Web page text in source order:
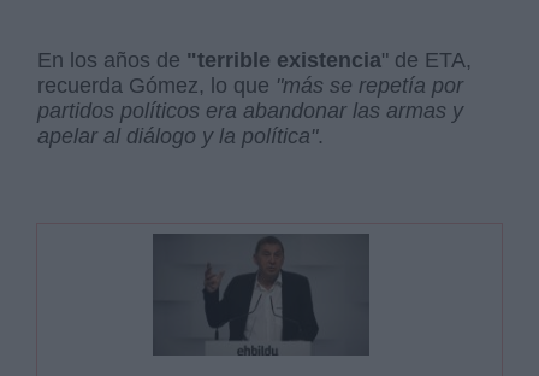
En los años de "terrible existencia" de ETA,
recuerda Gómez, lo que "más se repetía por
partidos políticos era abandonar las armas y
apelar al diálogo y la política".